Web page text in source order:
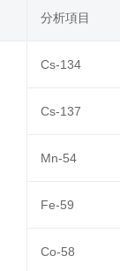
分析項目
Cs-134
Cs-137
Mn-54
Fe-59
Co-58